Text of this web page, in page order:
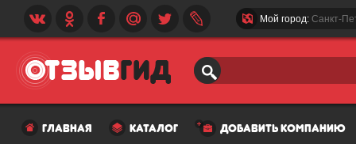
Мой город: Санкт-
главная каталог добавить компанию